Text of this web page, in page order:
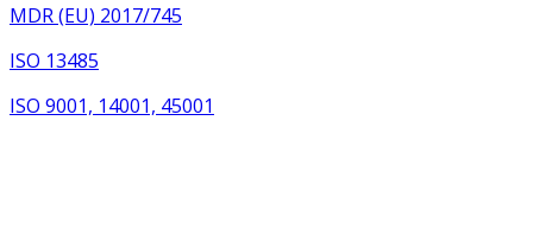
MDR (EU) 2017/745
ISO 13485
ISO 9001, 14001, 45001